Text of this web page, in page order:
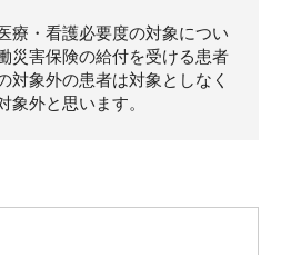
療・看護必要度の対象につい
災害保険の給付を受ける患者
対象外の患者は対象としなく
象外と思います。